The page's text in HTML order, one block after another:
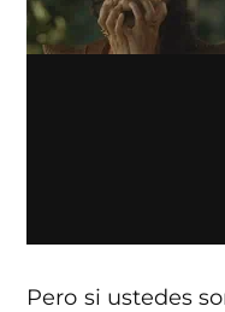
Pero si ustedes